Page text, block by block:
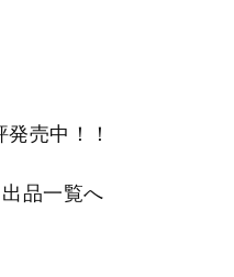
売中！！
品一覧へ